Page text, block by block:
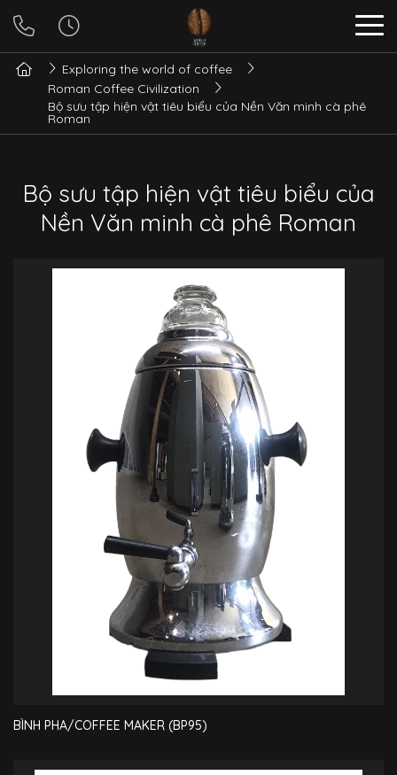
Exploring the world of coffee
Roman Coffee Civilization
Bộ sưu tập hiện vật tiêu biểu của Nền Văn minh cà phê
Roman
Bộ sưu tập hiện vật tiêu biểu của
Nền Văn minh cà phê Roman
BÌNH PHA/COFFEE MAKER (BP95)